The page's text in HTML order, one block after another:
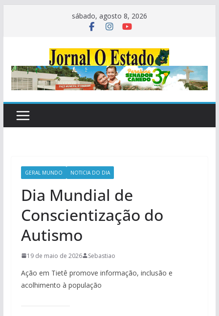
sábado, agosto 8, 2026
GERAL MUNDO NOTICIA DO DIA
Dia Mundial de
Conscientização do
Autismo
19 de maio de 2026 Sebastiao
Ação em Tietê promove informação, inclusão e
acolhimento à população